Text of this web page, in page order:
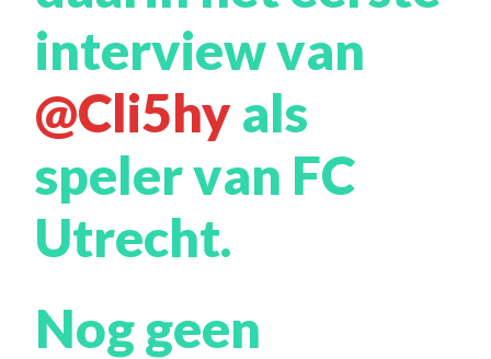
interview van
@Cli5hyals
speler van FC
Utrecht.
Nog geen